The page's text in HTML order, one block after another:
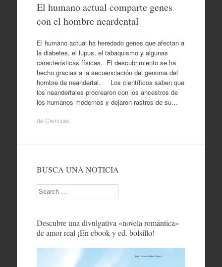
El humano actual comparte genes
con el hombre neardental
El humano actual ha heredado genes que afectan a
la diabetes, el lupus, el tabaquismo y algunas
características físicas. El descubrimiento se ha
hecho gracias a la secuenciación del genoma del
hombre de neandertal. Los científicos saben que
los neandertales procrearon con los ancestros de
los humanos modernos y dejaron rastros de su…
de Ciencias.
BUSCA UNA NOTICIA
Search
Descubre una divulgativa «novela romántica»
de amor real ¡En ebook y ed. bolsillo!